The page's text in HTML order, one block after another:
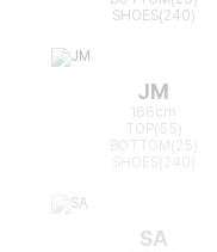
SHOES(240)
JM
166cm
TOP(55)
BOTTOM(25)
SA